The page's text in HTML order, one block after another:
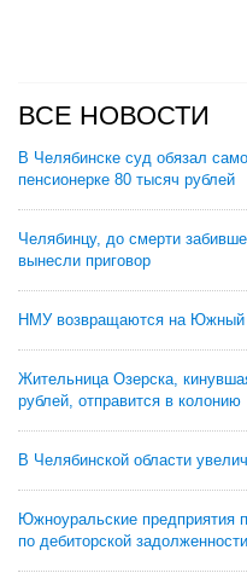
ВСЕ НОВОСТИ
В Челябинске суд обязал
пенсионерке 80 тысяч рублей
Челябинцу, до смерти
вынесли приговор
НМУ возвращаются на Южный
Жительница Озерска,
рублей, отправится в колонию
В Челябинской области
Южноуральские предприятия
по дебиторской задолженности